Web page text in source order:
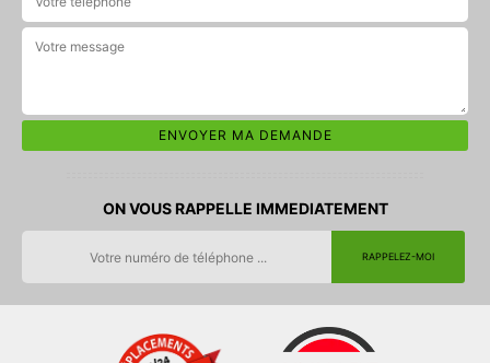
ON VOUS RAPPELLE IMMEDIATEMENT